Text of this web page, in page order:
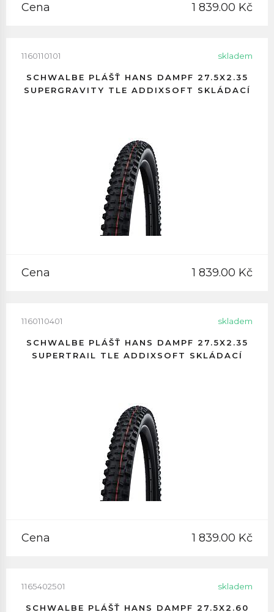
Cena 1 839.00 Kč
1160110101 skladem
SCHWALBE PLÁŠŤ HANS DAMPF 27.5X2.35
SUPERGRAVITY TLE ADDIXSOFT SKLÁDACÍ
Cena 1 839.00 Kč
1160110401 skladem
SCHWALBE PLÁŠŤ HANS DAMPF 27.5X2.35
SUPERTRAIL TLE ADDIXSOFT SKLÁDACÍ
Cena 1 839.00 Kč
1165402501 skladem
SCHWALBE PLÁŠŤ HANS DAMPF 27.5X2.60